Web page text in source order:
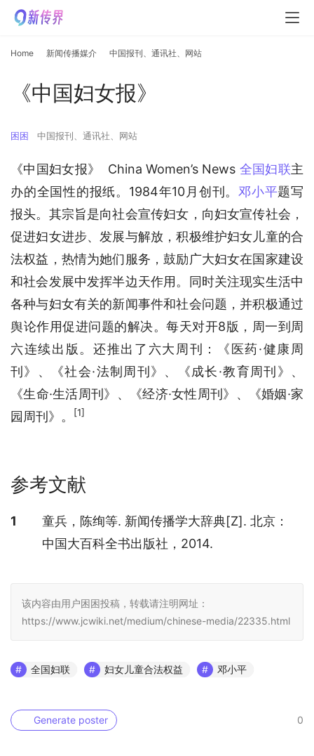
Home 新闻传播媒介 中国报刊、通讯社、网站
《中国妇女报》
困困 中国报刊、通讯社、网站
《中国妇女报》  China Women’s News 全国妇联主
办的全国性的报纸。1984年10月创刊。 邓小平题写
报头。其宗旨是向社会宣传妇女，向妇女宣传社会，
促进妇女进步、发展与解放，积极维护妇女儿童的合
法权益，热情为她们服务，鼓励广大妇女在国家建设
和社会发展中发挥半边天作用。同时关注现实生活中
各种与妇女有关的新闻事件和社会问题，并积极通过
舆论作用促进问题的解决。每天对开8版，周一到周
六连续出版。还推出了六大周刊：《医药·健康周
刊》、《社会·法制周刊》、《成长·教育周刊》、
《生命·生活周刊》、《经济·女性周刊》、《婚姻·家
园周刊》。
[1]
参考文献
参考文献
1
童兵，陈绚等. 新闻传播学大辞典[Z]. 北京：
中国大百科全书出版社，2014.
该内容由用户困困投稿，转载请注明网址：
https://www.jcwiki.net/medium/chinese-media/22335.html
全国妇联 妇女儿童合法权益 邓小平
0
Generate poster